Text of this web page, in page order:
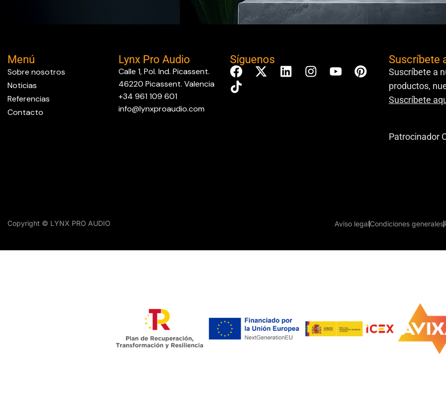
Menú
Sobre nosotros
Noticias
Referencias
Contacto
Lynx Pro Audio
Calle 1, Pol. Ind. Picassent.
46220 Picassent. Valencia
+34 961 109 601
info@lynxproaudio.com
Síguenos Suscríbete
Suscríbete a
productos,
Suscríbete
Patrocinador
Copyright © LYNX PRO AUDIO Aviso legalCondiciones generales